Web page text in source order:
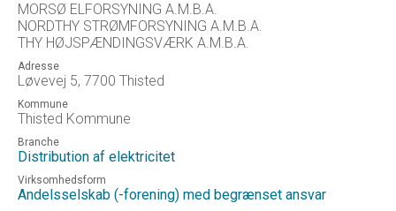
MORSØ ELFORSYNING A.M.B.A.
NORDTHY STRØMFORSYNING A.M.B.A.
THY HØJSPÆNDINGSVÆRK A.M.B.A.
Adresse
Løvevej 5, 7700 Thisted
Kommune
Thisted Kommune
Branche
Distribution af elektricitet
Virksomhedsform
Andelsselskab (-forening) med begrænset ansvar